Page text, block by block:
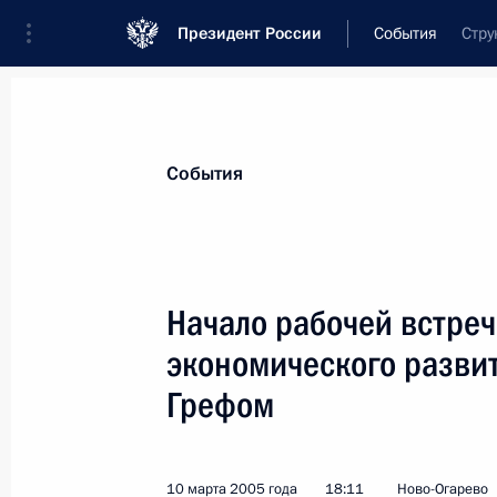
Президент России События
Новости
Послания Федеральному Собранию
Заявления по важнейшим вопросам
Совещания, заседания, рабочие встречи
События
Начало рабочей
экономического
Грефом
10 марта 2005 года 18:11 Ново-Огарево